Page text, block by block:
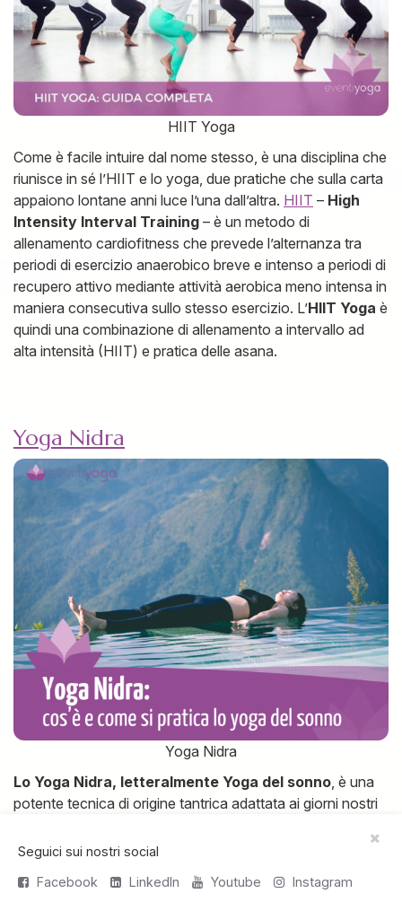
HIIT Yoga
Come è facile intuire dal nome stesso, è una disciplina che
riunisce in sé l’HIIT e lo yoga, due pratiche che sulla carta
appaiono lontane anni luce l’una dall’altra. HIIT – High
Intensity Interval Training – è un metodo di
allenamento cardiofitness che prevede l’alternanza tra
periodi di esercizio anaerobico breve e intenso a periodi di
recupero attivo mediante attività aerobica meno intensa in
maniera consecutiva sullo stesso esercizio. L’HIIT Yoga è
quindi una combinazione di allenamento a intervallo ad
alta intensità (HIIT) e pratica delle asana.
Yoga Nidra
Yoga Nidra
Lo Yoga Nidra, letteralmente Yoga del sonno, è una
potente tecnica di origine tantrica adattata ai giorni nostri
Satyananda Saraswati
e, attraverso un rilassamento guidato dalla voce di un
Seguici sui nostri social
Facebook
LinkedIn Youtube Instagram